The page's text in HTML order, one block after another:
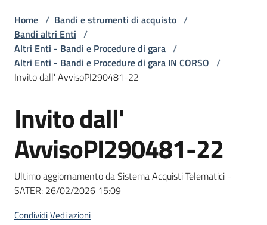
telematici
L'Agenzia
Bandi
strumenti
acquisto
Home / Bandi e strumenti di acquisto /
Bandi altri Enti /
Altri Enti - Bandi e Procedure di gara /
Altri Enti - Bandi e Procedure di gara IN CORSO /
Invito dall' AvvisoPI290481-22
Salta al contenuto
Invito dall'
AvvisoPI290481-22
Ultimo aggiornamento da Sistema Acquisti Telematici -
SATER: 26/02/2026 15:09
CondividiVedi azioni